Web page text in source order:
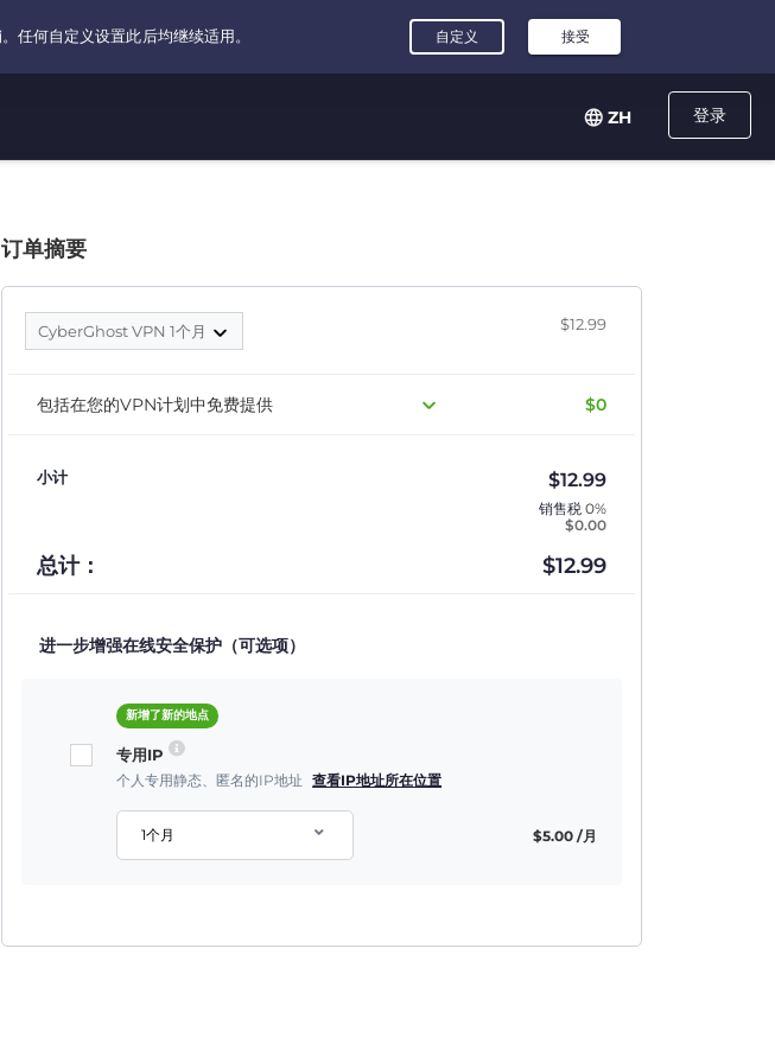
登录
ZH
订单摘要
CyberGhost VPN 1个月 $12.99
包括在您的VPN计划中免费提供 $0
小计 $12.99
销售税 0%
$0.00
总计： $12.99
进一步增强在线安全保护（可选项）
新增了新的地点
专用IP
个人专用静态、匿名的IP地址 查看IP地址所在位置
1个月 $5.00 /月